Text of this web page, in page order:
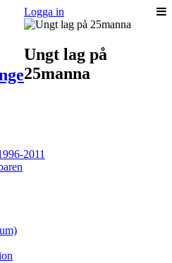
Logga in
2011
Ungt lag på
25manna